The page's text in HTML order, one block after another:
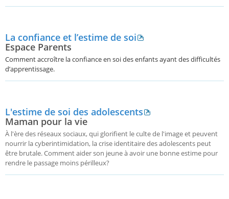
La confiance et l’estime de soi
Espace Parents
Comment accroître la confiance en soi des enfants ayant des difficultés
d’apprentissage.
L'estime de soi des adolescents
Maman pour la vie
À l'ère des réseaux sociaux, qui glorifient le culte de l'image et peuvent
nourrir la cyberintimidation, la crise identitaire des adolescents peut
être brutale. Comment aider son jeune à avoir une bonne estime pour
rendre le passage moins périlleux?